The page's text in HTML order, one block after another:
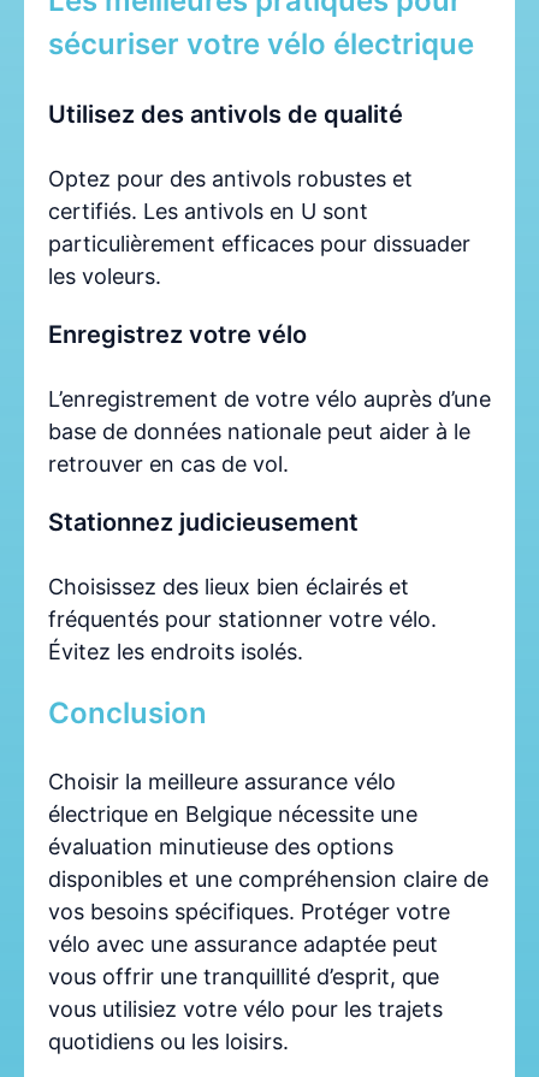
sécuriser votre vélo électrique
Utilisez des antivols de qualité
Optez pour des antivols robustes et
certifiés. Les antivols en U sont
particulièrement efficaces pour dissuader
les voleurs.
Enregistrez votre vélo
L’enregistrement de votre vélo auprès d’une
base de données nationale peut aider à le
retrouver en cas de vol.
Stationnez judicieusement
Choisissez des lieux bien éclairés et
fréquentés pour stationner votre vélo.
Évitez les endroits isolés.
Conclusion
Choisir la meilleure assurance vélo
électrique en Belgique nécessite une
évaluation minutieuse des options
disponibles et une compréhension claire de
vos besoins spécifiques. Protéger votre
vélo avec une assurance adaptée peut
vous offrir une tranquillité d’esprit, que
vous utilisiez votre vélo pour les trajets
quotidiens ou les loisirs.